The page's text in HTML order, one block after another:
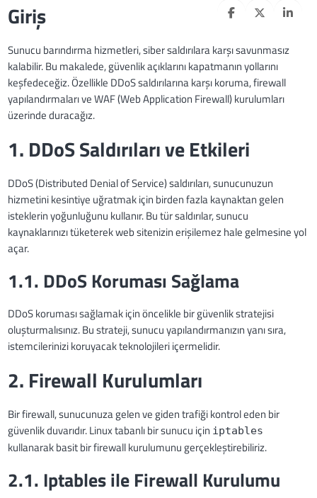
Giriş
Sunucu barındırma hizmetleri, siber saldırılara karşı savunmasız
kalabilir. Bu makalede, güvenlik açıklarını kapatmanın yollarını
keşfedeceğiz. Özellikle DDoS saldırılarına karşı koruma, firewall
yapılandırmaları ve WAF (Web Application Firewall) kurulumları
üzerinde duracağız.
1. DDoS Saldırıları ve Etkileri
DDoS (Distributed Denial of Service) saldırıları, sunucunuzun
hizmetini kesintiye uğratmak için birden fazla kaynaktan gelen
isteklerin yoğunluğunu kullanır. Bu tür saldırılar, sunucu
kaynaklarınızı tüketerek web sitenizin erişilemez hale gelmesine yol
açar.
1.1. DDoS Koruması Sağlama
DDoS koruması sağlamak için öncelikle bir güvenlik stratejisi
oluşturmalısınız. Bu strateji, sunucu yapılandırmanızın yanı sıra,
istemcilerinizi koruyacak teknolojileri içermelidir.
2. Firewall Kurulumları
Bir firewall, sunucunuza gelen ve giden trafiği kontrol eden bir
güvenlik duvarıdır. Linux tabanlı bir sunucu için iptables
kullanarak basit bir firewall kurulumunu gerçekleştirebiliriz.
2.1. Iptables ile Firewall Kurulumu